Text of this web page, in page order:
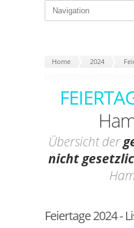
Home 2024
Übersicht der
nicht
Feiertage 2024 -